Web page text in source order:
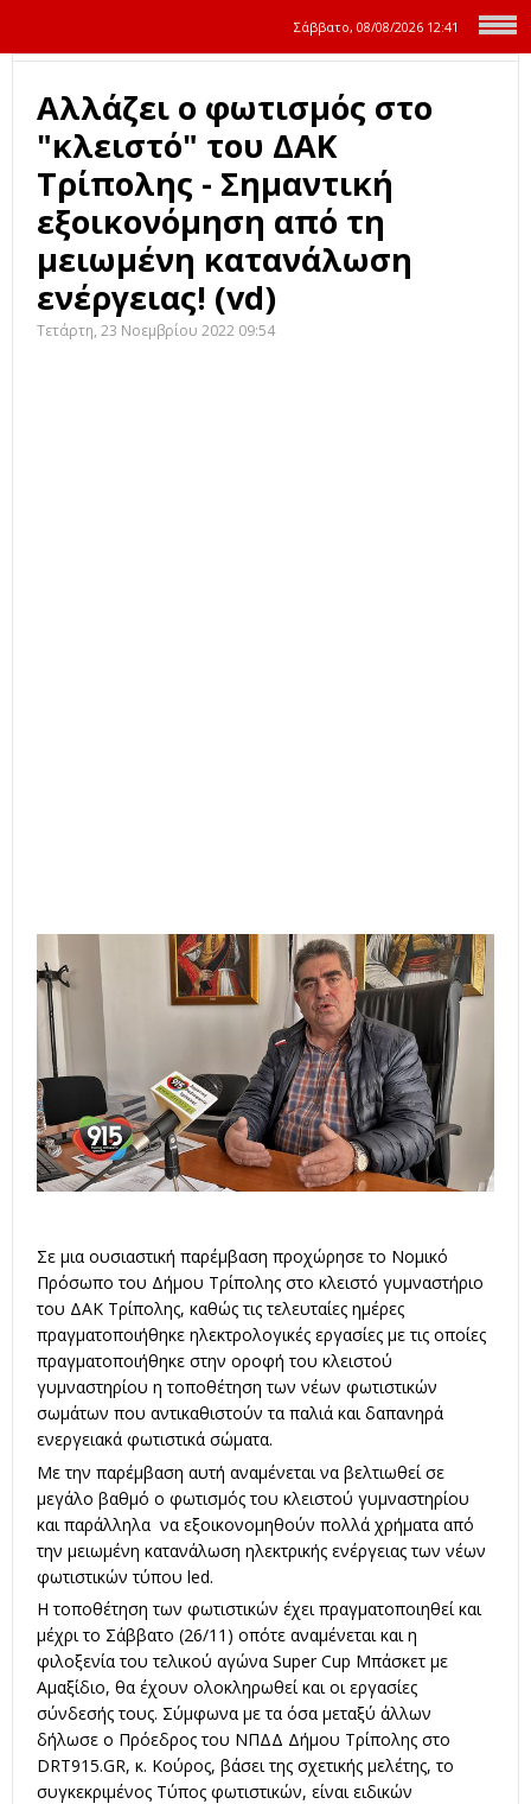
Σάββατο, 08/08/2026 12:42
Αλλάζει ο φωτισμός στο
"κλειστό" του ΔΑΚ
Τρίπολης - Σημαντική
εξοικονόμηση από τη
μειωμένη κατανάλωση
ενέργειας! (vd)
Τετάρτη, 23 Νοεμβρίου 2022 09:54
Σε μια ουσιαστική παρέμβαση προχώρησε το Νομικό
Πρόσωπο του Δήμου Τρίπολης στο κλειστό γυμναστήριο
του ΔΑΚ Τρίπολης, καθώς τις τελευταίες ημέρες
πραγματοποιήθηκε ηλεκτρολογικές εργασίες με τις οποίες
πραγματοποιήθηκε στην οροφή του κλειστού
γυμναστηρίου η τοποθέτηση των νέων φωτιστικών
σωμάτων που αντικαθιστούν τα παλιά και δαπανηρά
ενεργειακά φωτιστικά σώματα.
Με την παρέμβαση αυτή αναμένεται να βελτιωθεί σε
μεγάλο βαθμό ο φωτισμός του κλειστού γυμναστηρίου
και παράλληλα να εξοικονομηθούν πολλά χρήματα από
την μειωμένη κατανάλωση ηλεκτρικής ενέργειας των νέων
φωτιστικών τύπου led.
Η τοποθέτηση των φωτιστικών έχει πραγματοποιηθεί και
μέχρι το Σάββατο (26/11) οπότε αναμένεται και η
φιλοξενία του τελικού αγώνα Super Cup Μπάσκετ με
Αμαξίδιο, θα έχουν ολοκληρωθεί και οι εργασίες
σύνδεσής τους. Σύμφωνα με τα όσα μεταξύ άλλων
δήλωσε ο Πρόεδρος του ΝΠΔΔ Δήμου Τρίπολης στο
DRT915.GR, κ. Κούρος, βάσει της σχετικής μελέτης, το
συγκεκριμένος Τύπος φωτιστικών, είναι ειδικών